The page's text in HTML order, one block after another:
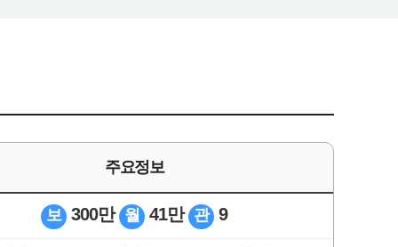
주요정보
보 300만 월 41만 관 9